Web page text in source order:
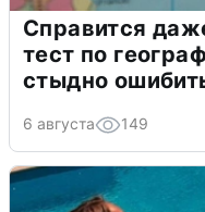
Справится
тест по
стыдно
6 августа 149